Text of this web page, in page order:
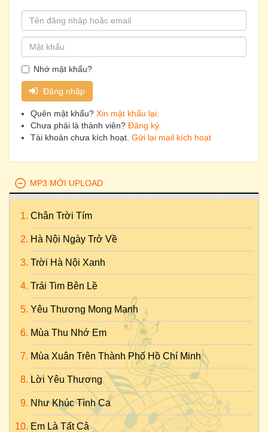
Nhớ mật khẩu?
Đăng nhập
Quên mật khẩu? Xin mật khẩu lại.
Chưa phải là thành viên? Đăng ký.
Tài khoản chưa kích hoạt. Gửi lại mail kích hoạt
MP3 MỚI UPLOAD
Chân Trời Tím
Hà Nội Ngày Trở Về
Trời Hà Nội Xanh
Trái Tim Bên Lề
Yêu Thương Mong Manh
Mùa Thu Nhớ Em
Mùa Xuân Trên Thành Phố Hồ Chí Minh
Lời Yêu Thương
Như Khúc Tình Ca
Em Là Tất Cả